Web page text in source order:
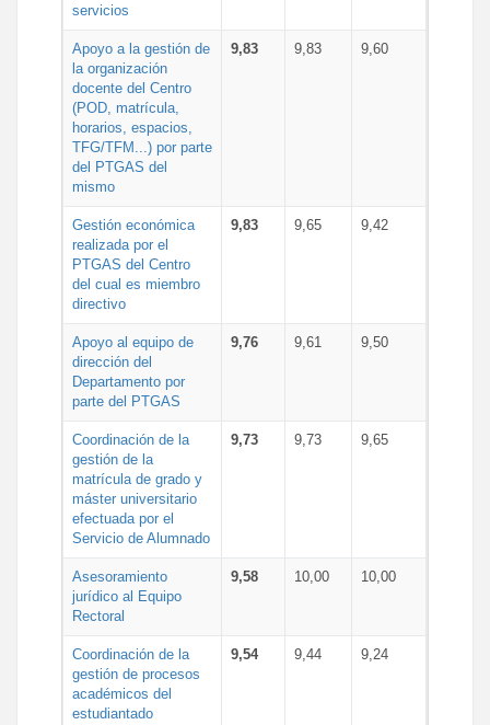
servicios
Apoyo a la gestión de
la organización
docente del Centro
(POD, matrícula,
horarios, espacios,
TFG/TFM...) por parte
del PTGAS del
mismo
9,83 9,83 9,60
Gestión económica
realizada por el
PTGAS del Centro
del cual es miembro
directivo
9,83 9,65 9,42
Apoyo al equipo de
dirección del
Departamento por
parte del PTGAS
9,76 9,61 9,50
Coordinación de la
gestión de la
matrícula de grado y
máster universitario
efectuada por el
Servicio de Alumnado
9,73 9,73 9,65
Asesoramiento
jurídico al Equipo
Rectoral
9,58 10,00 10,00
Coordinación de la
gestión de procesos
académicos del
estudiantado
9,54 9,44 9,24